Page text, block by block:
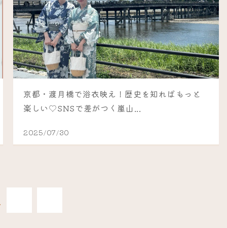
京都・渡月橋で浴衣映え！歴史を知ればもっと
楽しい♡SNSで差がつく嵐山...
2025/07/30